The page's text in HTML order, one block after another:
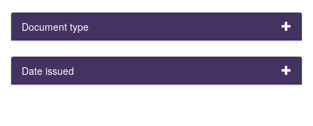
Document type
Date issued